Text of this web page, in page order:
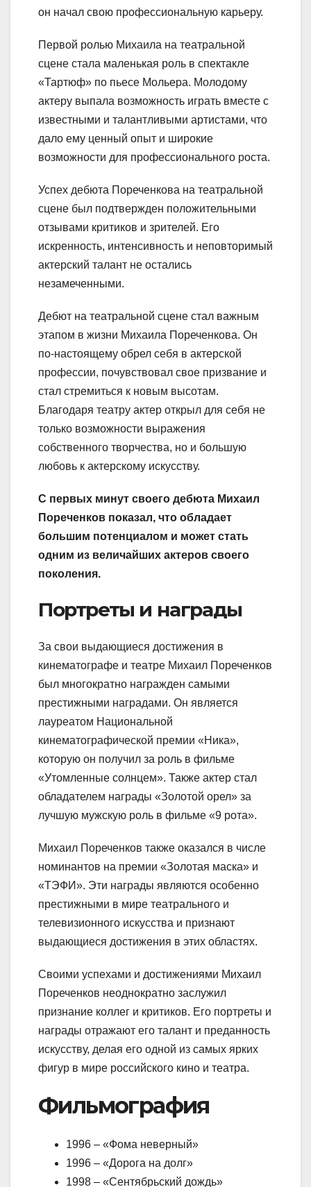
он начал свою профессиональную карьеру.
Первой ролью Михаила на театральной
сцене стала маленькая роль в спектакле
«Тартюф» по пьесе Мольера. Молодому
актеру выпала возможность играть вместе с
известными и талантливыми артистами, что
дало ему ценный опыт и широкие
возможности для профессионального роста.
Успех дебюта Пореченкова на театральной
сцене был подтвержден положительными
отзывами критиков и зрителей. Его
искренность, интенсивность и неповторимый
актерский талант не остались
незамеченными.
Дебют на театральной сцене стал важным
этапом в жизни Михаила Пореченкова. Он
по-настоящему обрел себя в актерской
профессии, почувствовал свое призвание и
стал стремиться к новым высотам.
Благодаря театру актер открыл для себя не
только возможности выражения
собственного творчества, но и большую
любовь к актерскому искусству.
С первых минут своего дебюта Михаил
Пореченков показал, что обладает
большим потенциалом и может стать
одним из величайших актеров своего
поколения.
Портреты и награды
За свои выдающиеся достижения в
кинематографе и театре Михаил Пореченков
был многократно награжден самыми
престижными наградами. Он является
лауреатом Национальной
кинематографической премии «Ника»,
которую он получил за роль в фильме
«Утомленные солнцем». Также актер стал
обладателем награды «Золотой орел» за
лучшую мужскую роль в фильме «9 рота».
Михаил Пореченков также оказался в числе
номинантов на премии «Золотая маска» и
«ТЭФИ». Эти награды являются особенно
престижными в мире театрального и
телевизионного искусства и признают
выдающиеся достижения в этих областях.
Своими успехами и достижениями Михаил
Пореченков неоднократно заслужил
признание коллег и критиков. Его портреты и
награды отражают его талант и преданность
искусству, делая его одной из самых ярких
фигур в мире российского кино и театра.
Фильмография
1996 – «Фома неверный»
1996 – «Дорога на долг»
1998 – «Сентябрьский дождь»